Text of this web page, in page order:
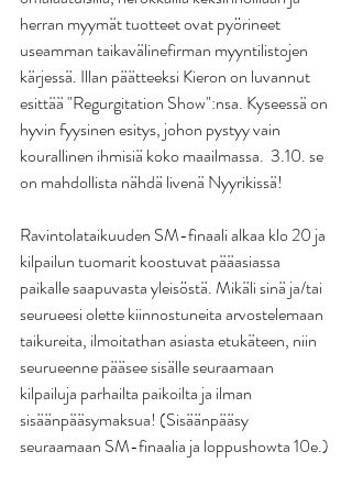
herran myymät tuotteet ovat pyörineet
useamman taikavälinefirman myyntilistojen
kärjessä. Illan päätteeksi Kieron on luvannut
esittää "Regurgitation Show":nsa. Kyseessä on
hyvin fyysinen esitys, johon pystyy vain
kourallinen ihmisiä koko maailmassa.  3.10. se
on mahdollista nähdä livenä Nyyrikissä!
Ravintolataikuuden SM-finaali alkaa klo 20 ja
kilpailun tuomarit koostuvat pääasiassa
paikalle saapuvasta yleisöstä. Mikäli sinä ja/tai
seurueesi olette kiinnostuneita arvostelemaan
taikureita, ilmoitathan asiasta etukäteen, niin
seurueenne pääsee sisälle seuraamaan
kilpailuja parhailta paikoilta ja ilman
sisäänpääsymaksua! (Sisäänpääsy
seuraamaan SM-finaalia ja loppushowta 10e.)